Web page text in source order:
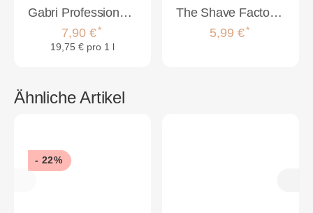
Gabri Professional - Natural Cologne S4 maritimer Duft 400ml
7,90 €*
19,75 € pro 1 l
The Shave Factory Halskrause 500 Stück
5,99 €*
Ähnliche Artikel
- 22%